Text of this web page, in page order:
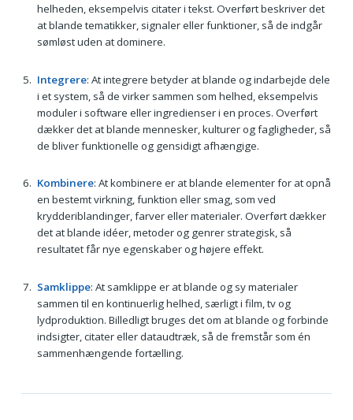
helheden, eksempelvis citater i tekst. Overført beskriver det
at blande tematikker, signaler eller funktioner, så de indgår
sømløst uden at dominere.
Integrere: At integrere betyder at blande og indarbejde dele
i et system, så de virker sammen som helhed, eksempelvis
moduler i software eller ingredienser i en proces. Overført
dækker det at blande mennesker, kulturer og fagligheder, så
de bliver funktionelle og gensidigt afhængige.
Kombinere: At kombinere er at blande elementer for at opnå
en bestemt virkning, funktion eller smag, som ved
krydderiblandinger, farver eller materialer. Overført dækker
det at blande idéer, metoder og genrer strategisk, så
resultatet får nye egenskaber og højere effekt.
Samklippe: At samklippe er at blande og sy materialer
sammen til en kontinuerlig helhed, særligt i film, tv og
lydproduktion. Billedligt bruges det om at blande og forbinde
indsigter, citater eller dataudtræk, så de fremstår som én
sammenhængende fortælling.